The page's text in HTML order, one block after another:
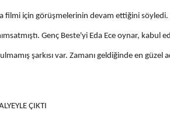
filmi için görüşmelerinin devam ettiğini
Genç Beste'yi Eda Ece oynar, kabul
şarkısı var. Zamanı geldiğinde en güzel
ÇIKTI